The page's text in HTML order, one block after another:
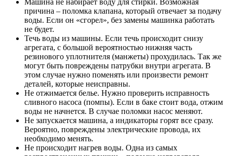
причина – поломка клапана, который отвечает за подачу
воды. Если он «сгорел», без замены машинка работать
не будет.
Течь воды из машины. Если течь происходит снизу
агрегата, с большой вероятностью нижняя часть
резинового уплотнителя (манжеты) прохудилась. Так же
могут быть повреждены патрубки внутри агрегата. В
этом случае нужно поменять или произвести ремонт
деталей, которые неисправны.
Не отжимается белье. Нужно проверить исправность
сливного насоса (помпы). Если в баке стоит вода, отжим
воды не начнется. В случае поломки насос меняют.
Не запускается машина, а индикаторы горят все сразу.
Вероятно, повреждены электрические провода, их
необходимо менять.
Не происходит нагрев воды. Одна из самых